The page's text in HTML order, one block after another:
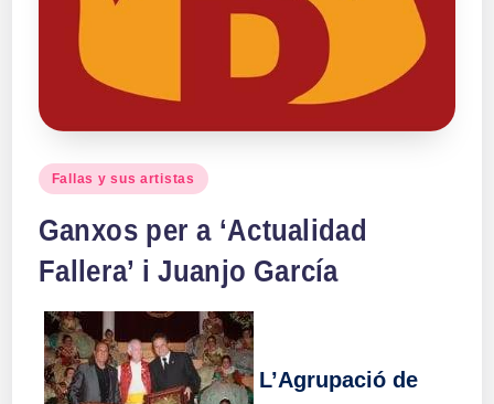
Publicado
Fallas y sus artistas
Ganxos per a ‘Actualidad
Fallera’ i Juanjo García
L’Agrupació de